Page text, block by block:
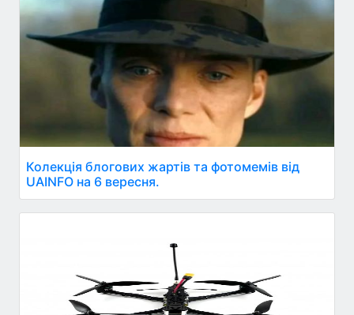
Колекція блогових жартів та фотомемів від
UAINFO на 6 вересня.